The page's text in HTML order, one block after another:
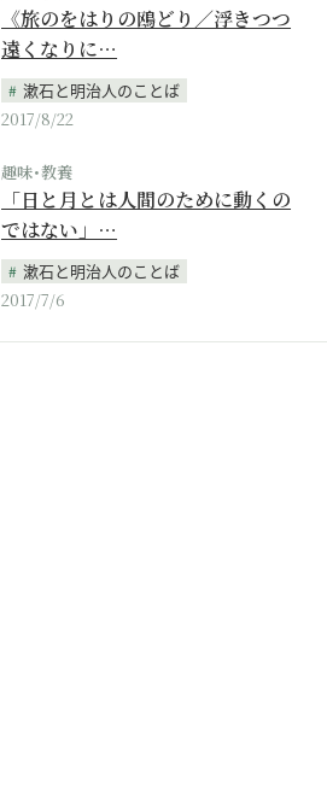
《旅のをはりの鴎どり／浮きつつ
遠くなりに…
漱石と明治人のことば
2017/8/22
趣味･教養
「日と月とは人間のために動くの
ではない」…
漱石と明治人のことば
2017/7/6